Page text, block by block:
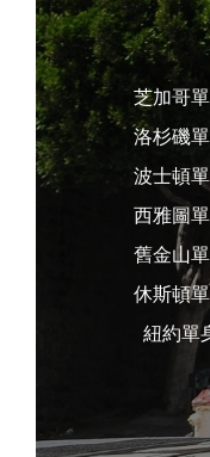
芝加哥
洛杉磯
波士頓
西雅圖
舊金山
休斯頓
紐約單